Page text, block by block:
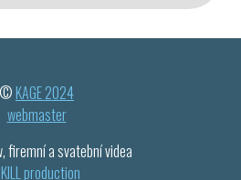
©KAGE 2024
webmaster
firemní a svatební videa
production